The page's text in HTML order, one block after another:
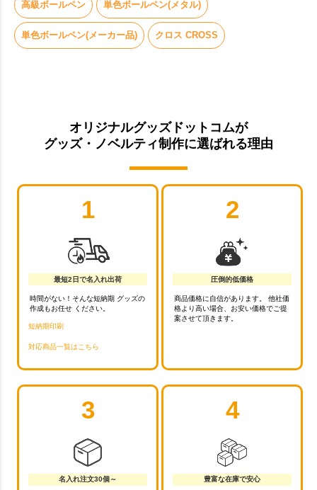
高級ボールペン 単色ボールペン(メタル)
単色ボールペン(メーカー品) クロス CROSS
オリジナルグッズドットコムが
グッズ・ノベルティ制作に選ばれる理由
1
最短2日で名入れ出荷
時間がない！そんな短納期 グッズの
作成もお任せ ください。
短納期印刷
対応商品一覧はこちら
2
圧倒的低価格
商品価格に自信があります。 他社価
格より高い場合、お安い価格でご提
案させて頂きます。
3
名入れ注文30個～
4
豊富な在庫で安心